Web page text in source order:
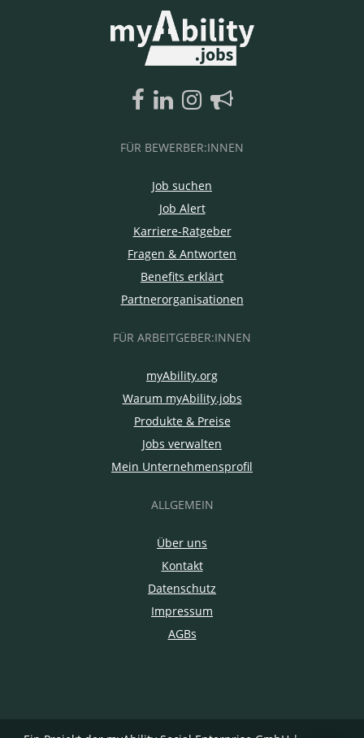
FÜR BEWERBER:INNEN
Job suchen
Job Alert
Karriere-Ratgeber
Fragen & Antworten
Benefits erklärt
Partnerorganisationen
FÜR ARBEITGEBER:INNEN
myAbility.org
Warum myAbility.jobs
Produkte & Preise
Jobs verwalten
Mein Unternehmensprofil
ALLGEMEIN
Über uns
Kontakt
Datenschutz
Impressum
AGBs